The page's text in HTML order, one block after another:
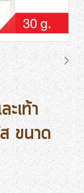
เท้า
ขนาด